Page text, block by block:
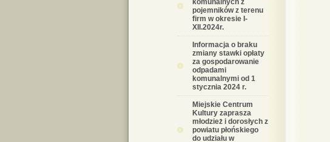
komunalnych z
pojemników z terenu
firm w okresie I-
XII.2024r.
Informacja o braku
zmiany stawki opłaty
za gospodarowanie
odpadami
komunalnymi od 1
stycznia 2024 r.
Miejskie Centrum
Kultury zaprasza
młodzież i dorosłych z
powiatu płońskiego
do udziału w